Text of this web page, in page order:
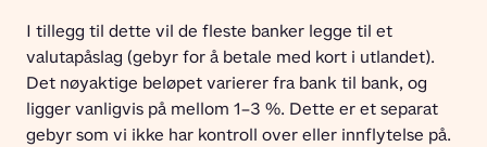
I tillegg til dette vil de fleste banker legge til et
valutapåslag (gebyr for å betale med kort i utlandet).
Det nøyaktige beløpet varierer fra bank til bank, og
ligger vanligvis på mellom 1–3 %. Dette er et separat
gebyr som vi ikke har kontroll over eller innflytelse på.